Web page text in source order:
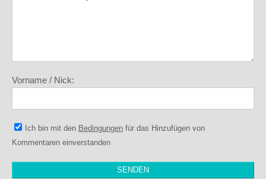
Vorname / Nick:
Ich bin mit den Bedingungen für das Hinzufügen von
Kommentaren einverstanden